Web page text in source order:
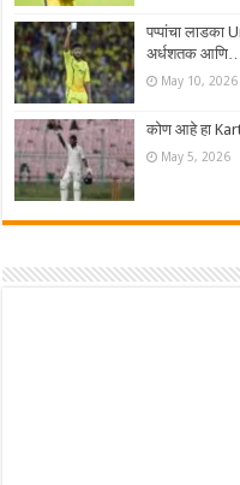
पप्पांचा लाडका
अर्धशतक
May 10, 2026
कोण आहे हा
May 5, 2026